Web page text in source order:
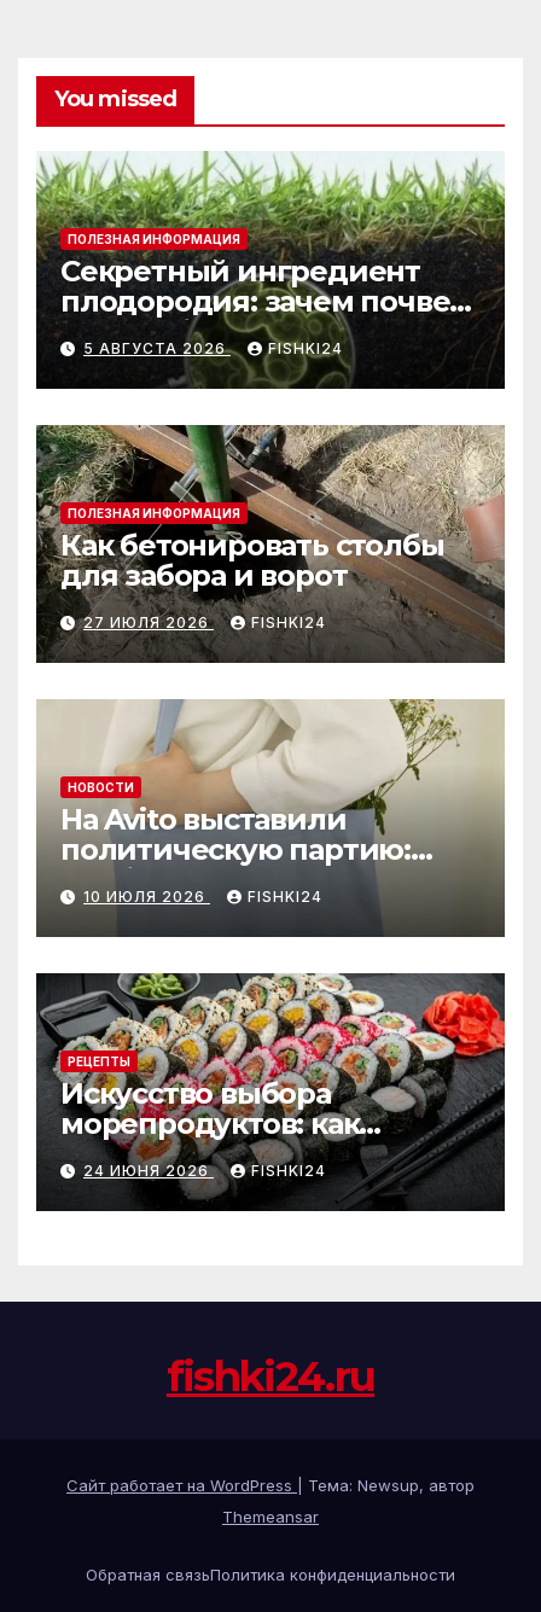
You missed
ПОЛЕЗНАЯ ИНФОРМАЦИЯ
Секретный ингредиент
плодородия: зачем почве
нужны бактерии и
биогумус
5 АВГУСТА 2026 FISHKI24
ПОЛЕЗНАЯ ИНФОРМАЦИЯ
Как бетонировать столбы
для забора и ворот
27 ИЮЛЯ 2026 FISHKI24
НОВОСТИ
На Avito выставили
политическую партию:
необычный лот привлёк
внимание
10 ИЮЛЯ 2026 FISHKI24
РЕЦЕПТЫ
Искусство выбора
морепродуктов: как
отличить премиальные
роллы от масс-маркета
24 ИЮНЯ 2026 FISHKI24
fishki24.ru
Сайт работает на WordPress
Тема: Newsup, автор
Themeansar
Обратная связьПолитика конфиденциальности